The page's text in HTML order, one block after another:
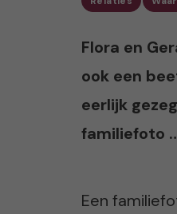
Flora en
ook een
eerlijk
familiefoto
Een